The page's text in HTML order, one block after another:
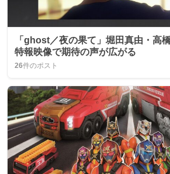
「ghost／夜の果て」堀田真由・高
特報映像で期待の声が広がる
26件のポスト